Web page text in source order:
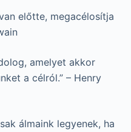
előtte, megacélosítja
amelyet akkor
a célról.” – Henry
álmaink legyenek, ha